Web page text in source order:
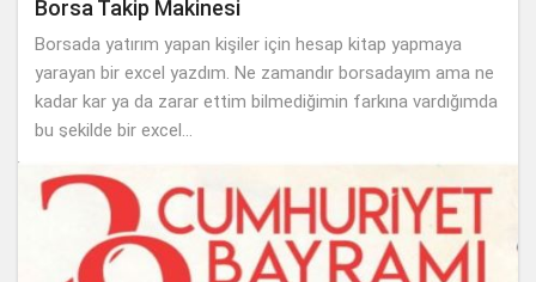
Borsa Takip Makinesi
Borsada yatırım yapan kişiler için hesap kitap yapmaya
yarayan bir excel yazdım. Ne zamandır borsadayım ama ne
kadar kar ya da zarar ettim bilmediğimin farkına vardığımda
bu şekilde bir excel...